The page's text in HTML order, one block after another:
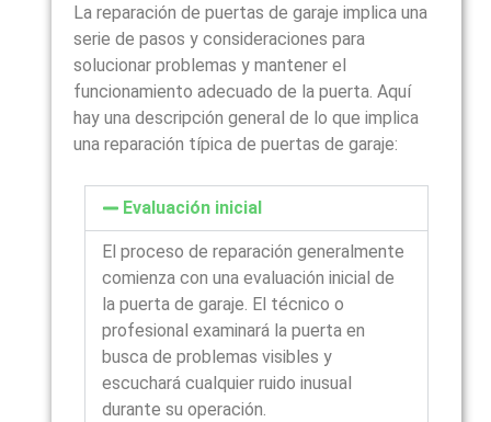
La reparación de puertas de garaje implica una
serie de pasos y consideraciones para
solucionar problemas y mantener el
funcionamiento adecuado de la puerta. Aquí
hay una descripción general de lo que implica
una reparación típica de puertas de garaje:
Evaluación inicial
El proceso de reparación generalmente
comienza con una evaluación inicial de
la puerta de garaje. El técnico o
profesional examinará la puerta en
busca de problemas visibles y
escuchará cualquier ruido inusual
durante su operación.